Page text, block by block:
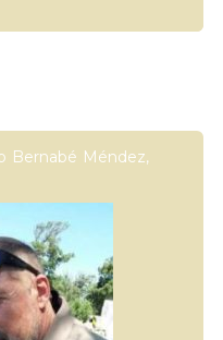
Bernabé Méndez,